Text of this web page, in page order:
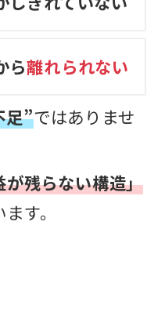
ら離れられない
足”ではありませ
が残らない構造」
す。